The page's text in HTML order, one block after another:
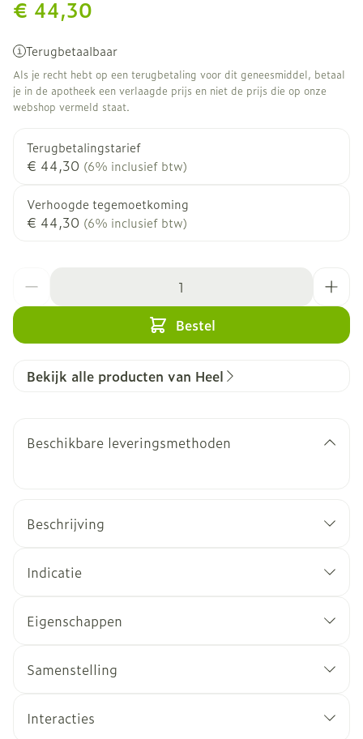
€ 44,30
Terugbetaalbaar
Als je recht hebt op een terugbetaling voor dit geneesmiddel, betaal
je in de apotheek een verlaagde prijs en niet de prijs die op onze
webshop vermeld staat.
Terugbetalingstarief
€ 44,30 (6% inclusief btw)
Verhoogde tegemoetkoming
€ 44,30 (6% inclusief btw)
Bestel
Bekijk alle producten van Heel
Beschikbare leveringsmethoden
Beschrijving
Indicatie
Eigenschappen
gastro-intestinale krampen
pijnlijke menstruatie
Samenstelling
Interacties